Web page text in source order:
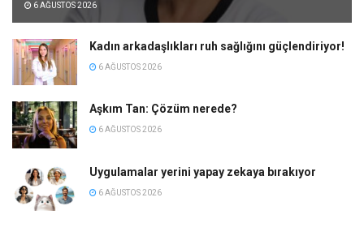
6 AĞUSTOS 2026
Kadın arkadaşlıkları ruh sağlığını güçlendiriyor!
6 AĞUSTOS 2026
Aşkım Tan: Çözüm nerede?
6 AĞUSTOS 2026
Uygulamalar yerini yapay zekaya bırakıyor
6 AĞUSTOS 2026